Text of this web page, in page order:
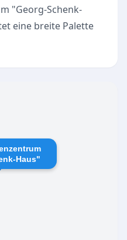
"Georg-Schenk-
eine breite Palette
die auf die
über eine Tages-
Haus"